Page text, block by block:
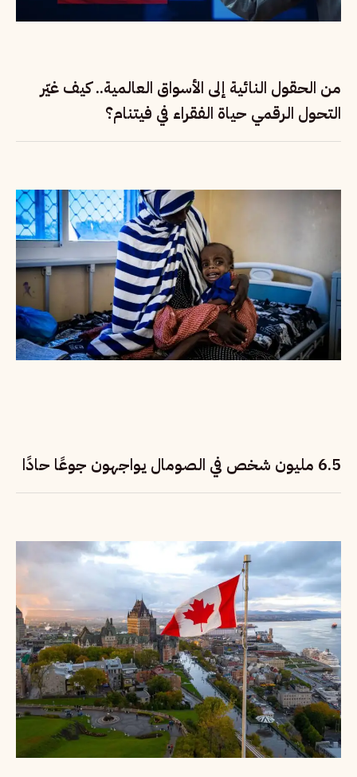
من الحقول النائية إلى الأسواق العالمية.. كيف غيّر
التحول الرقمي حياة الفقراء في فيتنام؟
6.5 مليون شخص في الصومال يواجهون جوعًا حادًا